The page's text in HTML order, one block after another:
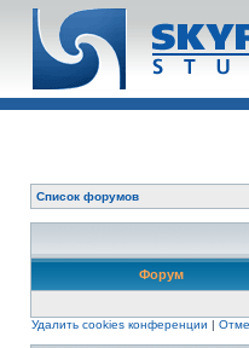
Список форумов
Форум
Удалить cookies конференции |